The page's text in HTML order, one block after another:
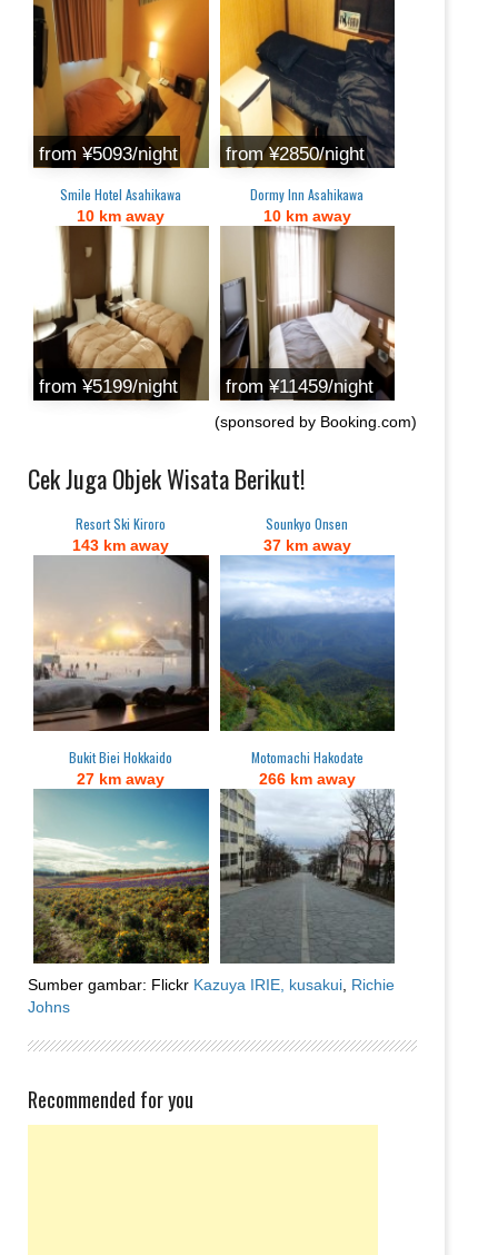
from ¥5093/night from ¥2850/night
Smile Hotel Asahikawa
10 km away
from ¥5199/night
Dormy Inn Asahikawa
10 km away
from ¥11459/night
(sponsored by Booking.com)
Cek Juga Objek Wisata Berikut!
Resort Ski Kiroro
143 km away
Sounkyo Onsen
37 km away
Bukit Biei Hokkaido
27 km away
Motomachi Hakodate
266 km away
Sumber gambar: Flickr Kazuya IRIE, kusakui Richie
Johns
Recommended for you